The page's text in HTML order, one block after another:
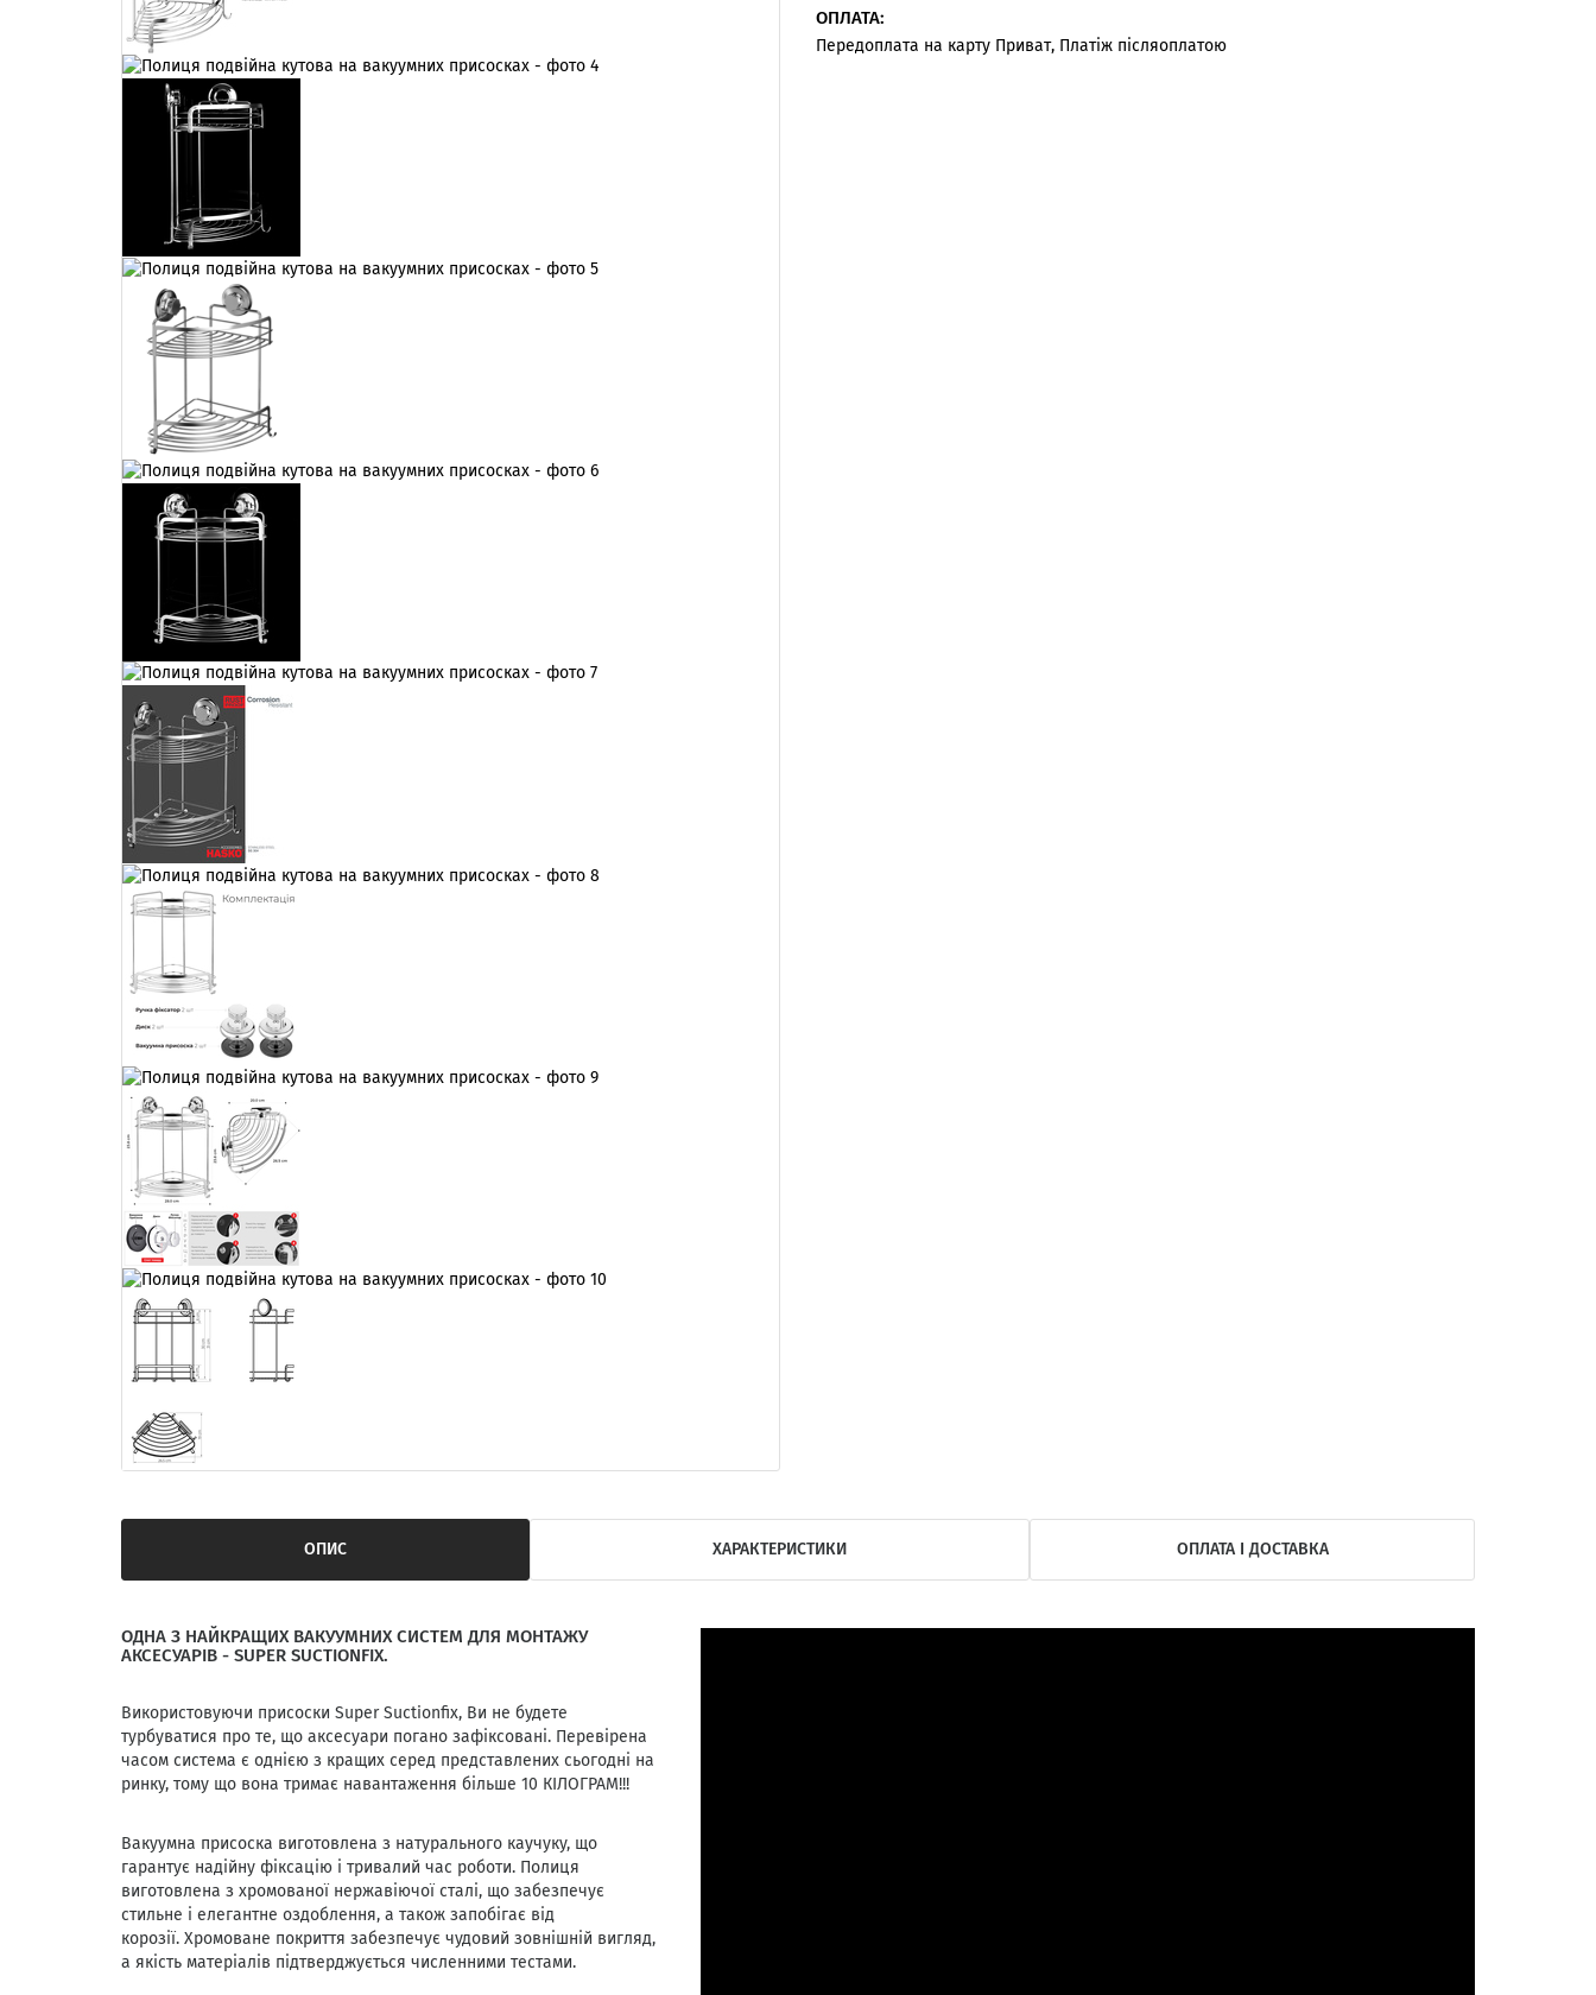
ОПЛАТА:
Передоплата на карту Приват, Платіж післяоплатою
ОПИС ХАРАКТЕРИСТИКИ ОПЛАТА І ДОСТАВКА
ОДНА З НАЙКРАЩИХ ВАКУУМНИХ СИСТЕМ ДЛЯ МОНТАЖУ
АКСЕСУАРІВ - SUPER SUCTIONFIX.
Використовуючи присоски Super Suctionfix, Ви не будете
турбуватися про те, що аксесуари погано зафіксовані. Перевірена
часом система є однією з кращих серед представлених сьогодні на
ринку, тому що вона тримає навантаження більше 10 КІЛОГРАМ!!!
Вакуумна присоска виготовлена ​​з натурального каучуку, що
гарантує надійну фіксацію і тривалий час роботи. Полиця
виготовлена з хромованої нержавіючої сталі, що забезпечує
стильне і елегантне оздоблення, а також запобігає від
корозії. Хромоване покриття забезпечує чудовий зовнішній вигляд,
а якість матеріалів підтверджується численними тестами.